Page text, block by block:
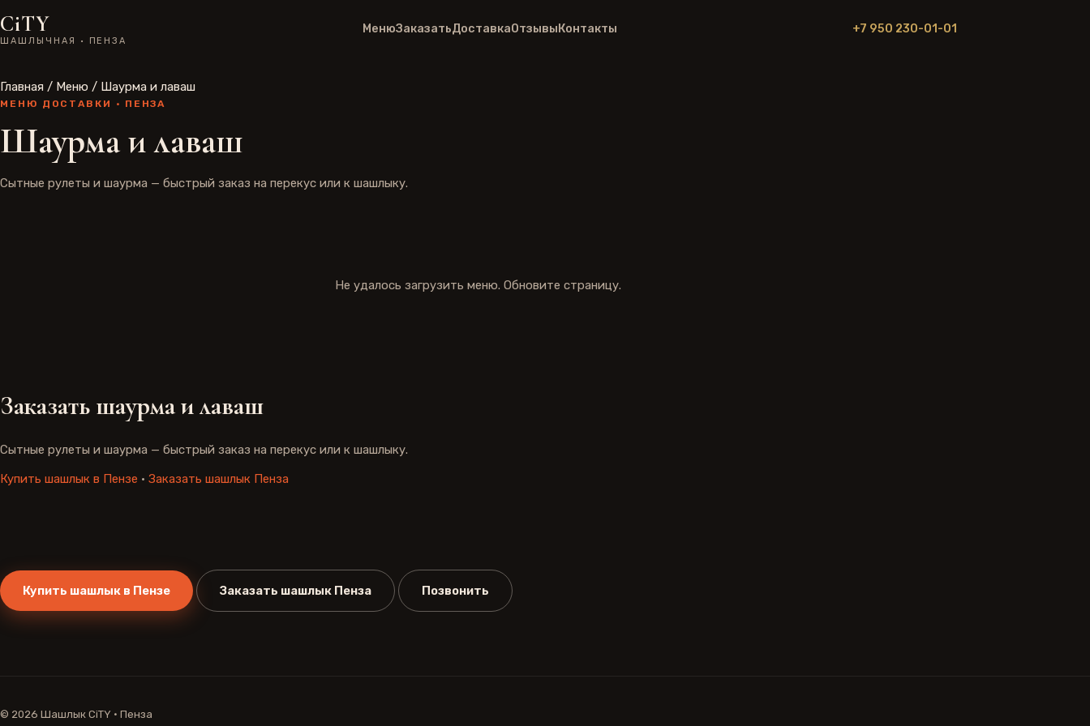
CiTY
ШАШЛЫЧНАЯ · ПЕНЗА
МенюЗаказатьДоставкаОтзывы Контакты +7 950 230-01-01
Главная / Меню / Шаурма и лаваш
МЕНЮ ДОСТАВКИ · ПЕНЗА
Шаурма и лаваш
Сытные рулеты и шаурма — быстрый заказ на перекус или к шашлыку.
Не удалось загрузить меню.Обновите страницу.
Заказать шаурма и лаваш
Сытные рулеты и шаурма — быстрый заказ на перекус или к шашлыку.
Купить шашлык в Пензе · Заказать шашлык Пенза
Купить шашлык в Пензе Заказать шашлык Пенза Позвонить
© 2026 Шашлык CiTY · Пенза